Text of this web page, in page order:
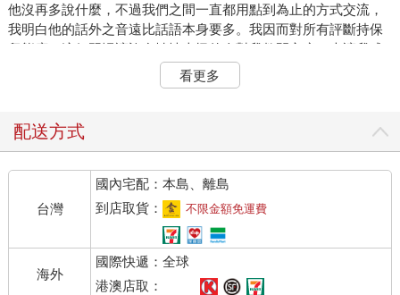
他沒再多說什麼，不過我們之間一直都用點到為止的方式交流，
我明白他的話外之音遠比話語本身要多。我因而對所有評斷持保
留態度，這個習慣讓許多性情古怪的人對我敞開心扉，也讓我成
了不少無趣說教的受害者。畢竟，這種特質一旦出現在正常人身
上時，那些不正常的人很快就會察覺，並深深依附著不放。我因
內心的哀傷，只有我知道。然而這些信賴，大多僅是無心插柳。
裝若有所思，甚或表現出帶刺的輕佻態度。因為年輕人想吐露他
們私密心聲時，表達的方式通常是有樣學樣，又因為刻意隱藏某
部分，反倒破綻百出。不急著評斷，便能保留希望。我仍然有點
擔心若我忘了父親的忠告，可能會錯失一些東西。正如父親帶著
階級偏見說的，我也帶著階級偏見一再重述的：不是每個人一出
生，就天然懂得何謂基本的體面。
然而，在對自己的寬容度一番自誇後，我得承認，寬容終究是有
看更多
配送方式
台灣
國內宅配：本島、離島
到店取貨：
不限金額免運費
海外
國際快遞：全球
港澳店取：